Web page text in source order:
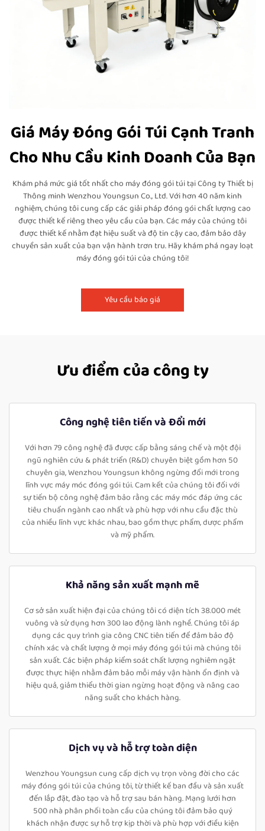
Giá Máy Đóng Gói Túi Cạnh Tranh
Cho Nhu Cầu Kinh Doanh Của Bạn
Khám phá mức giá tốt nhất cho máy đóng gói túi tại Công ty Thiết bị
Thông minh Wenzhou Youngsun Co., Ltd. Với hơn 40 năm kinh
nghiệm, chúng tôi cung cấp các giải pháp đóng gói chất lượng cao
được thiết kế riêng theo yêu cầu của bạn. Các máy của chúng tôi
được thiết kế nhằm đạt hiệu suất và độ tin cậy cao, đảm bảo dây
chuyền sản xuất của bạn vận hành trơn tru. Hãy khám phá ngay loạt
máy đóng gói túi của chúng tôi!
Yêu cầu báo giá
Ưu điểm của công ty
Công nghệ tiên tiến và Đổi mới
Với hơn 79 công nghệ đã được cấp bằng sáng chế và một đội
ngũ nghiên cứu & phát triển (R&D) chuyên biệt gồm hơn 50
chuyên gia, Wenzhou Youngsun không ngừng đổi mới trong
lĩnh vực máy móc đóng gói túi. Cam kết của chúng tôi đối với
sự tiến bộ công nghệ đảm bảo rằng các máy móc đáp ứng các
tiêu chuẩn ngành cao nhất và phù hợp với nhu cầu đặc thù
của nhiều lĩnh vực khác nhau, bao gồm thực phẩm, dược phẩm
và mỹ phẩm.
Khả năng sản xuất mạnh mẽ
Cơ sở sản xuất hiện đại của chúng tôi có diện tích 38.000 mét
vuông và sử dụng hơn 300 lao động lành nghề. Chúng tôi áp
dụng các quy trình gia công CNC tiên tiến để đảm bảo độ
chính xác và chất lượng ở mọi máy đóng gói túi mà chúng tôi
sản xuất. Các biện pháp kiểm soát chất lượng nghiêm ngặt
được thực hiện nhằm đảm bảo mỗi máy vận hành ổn định và
hiệu quả, giảm thiểu thời gian ngừng hoạt động và nâng cao
năng suất cho khách hàng.
Dịch vụ và hỗ trợ toàn diện
Wenzhou Youngsun cung cấp dịch vụ trọn vòng đời cho các
máy đóng gói túi của chúng tôi, từ thiết kế ban đầu và sản xuất
đến lắp đặt, đào tạo và hỗ trợ sau bán hàng. Mạng lưới hơn
500 nhà phân phối toàn cầu của chúng tôi đảm bảo quý
khách nhận được sự hỗ trợ kịp thời và phù hợp với điều kiện